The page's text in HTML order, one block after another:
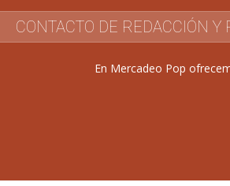
CONTACTO DE REDACCIÓN Y
En Mercadeo Pop